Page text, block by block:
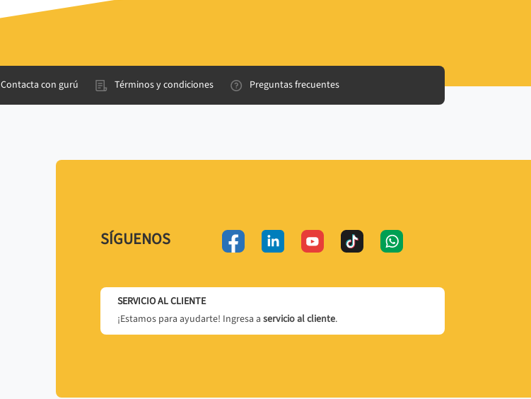
Contacta con gurú Términos y condiciones Preguntas frecuentes
SÍGUENOS
SERVICIO AL CLIENTE
¡Estamos para ayudarte! Ingresa a servicio al cliente.